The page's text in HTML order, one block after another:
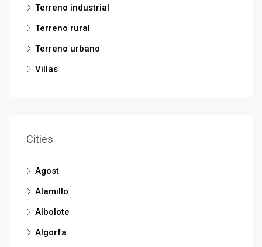
Terreno industrial
Terreno rural
Terreno urbano
Villas
Cities
Agost
Alamillo
Albolote
Algorfa